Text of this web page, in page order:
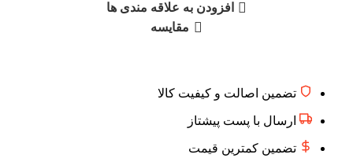
افزودن به علاقه مندی ها
مقایسه
تضمین اصالت و کیفیت کالا
ارسال با پست پیشتاز
تضمین کمترین قیمت